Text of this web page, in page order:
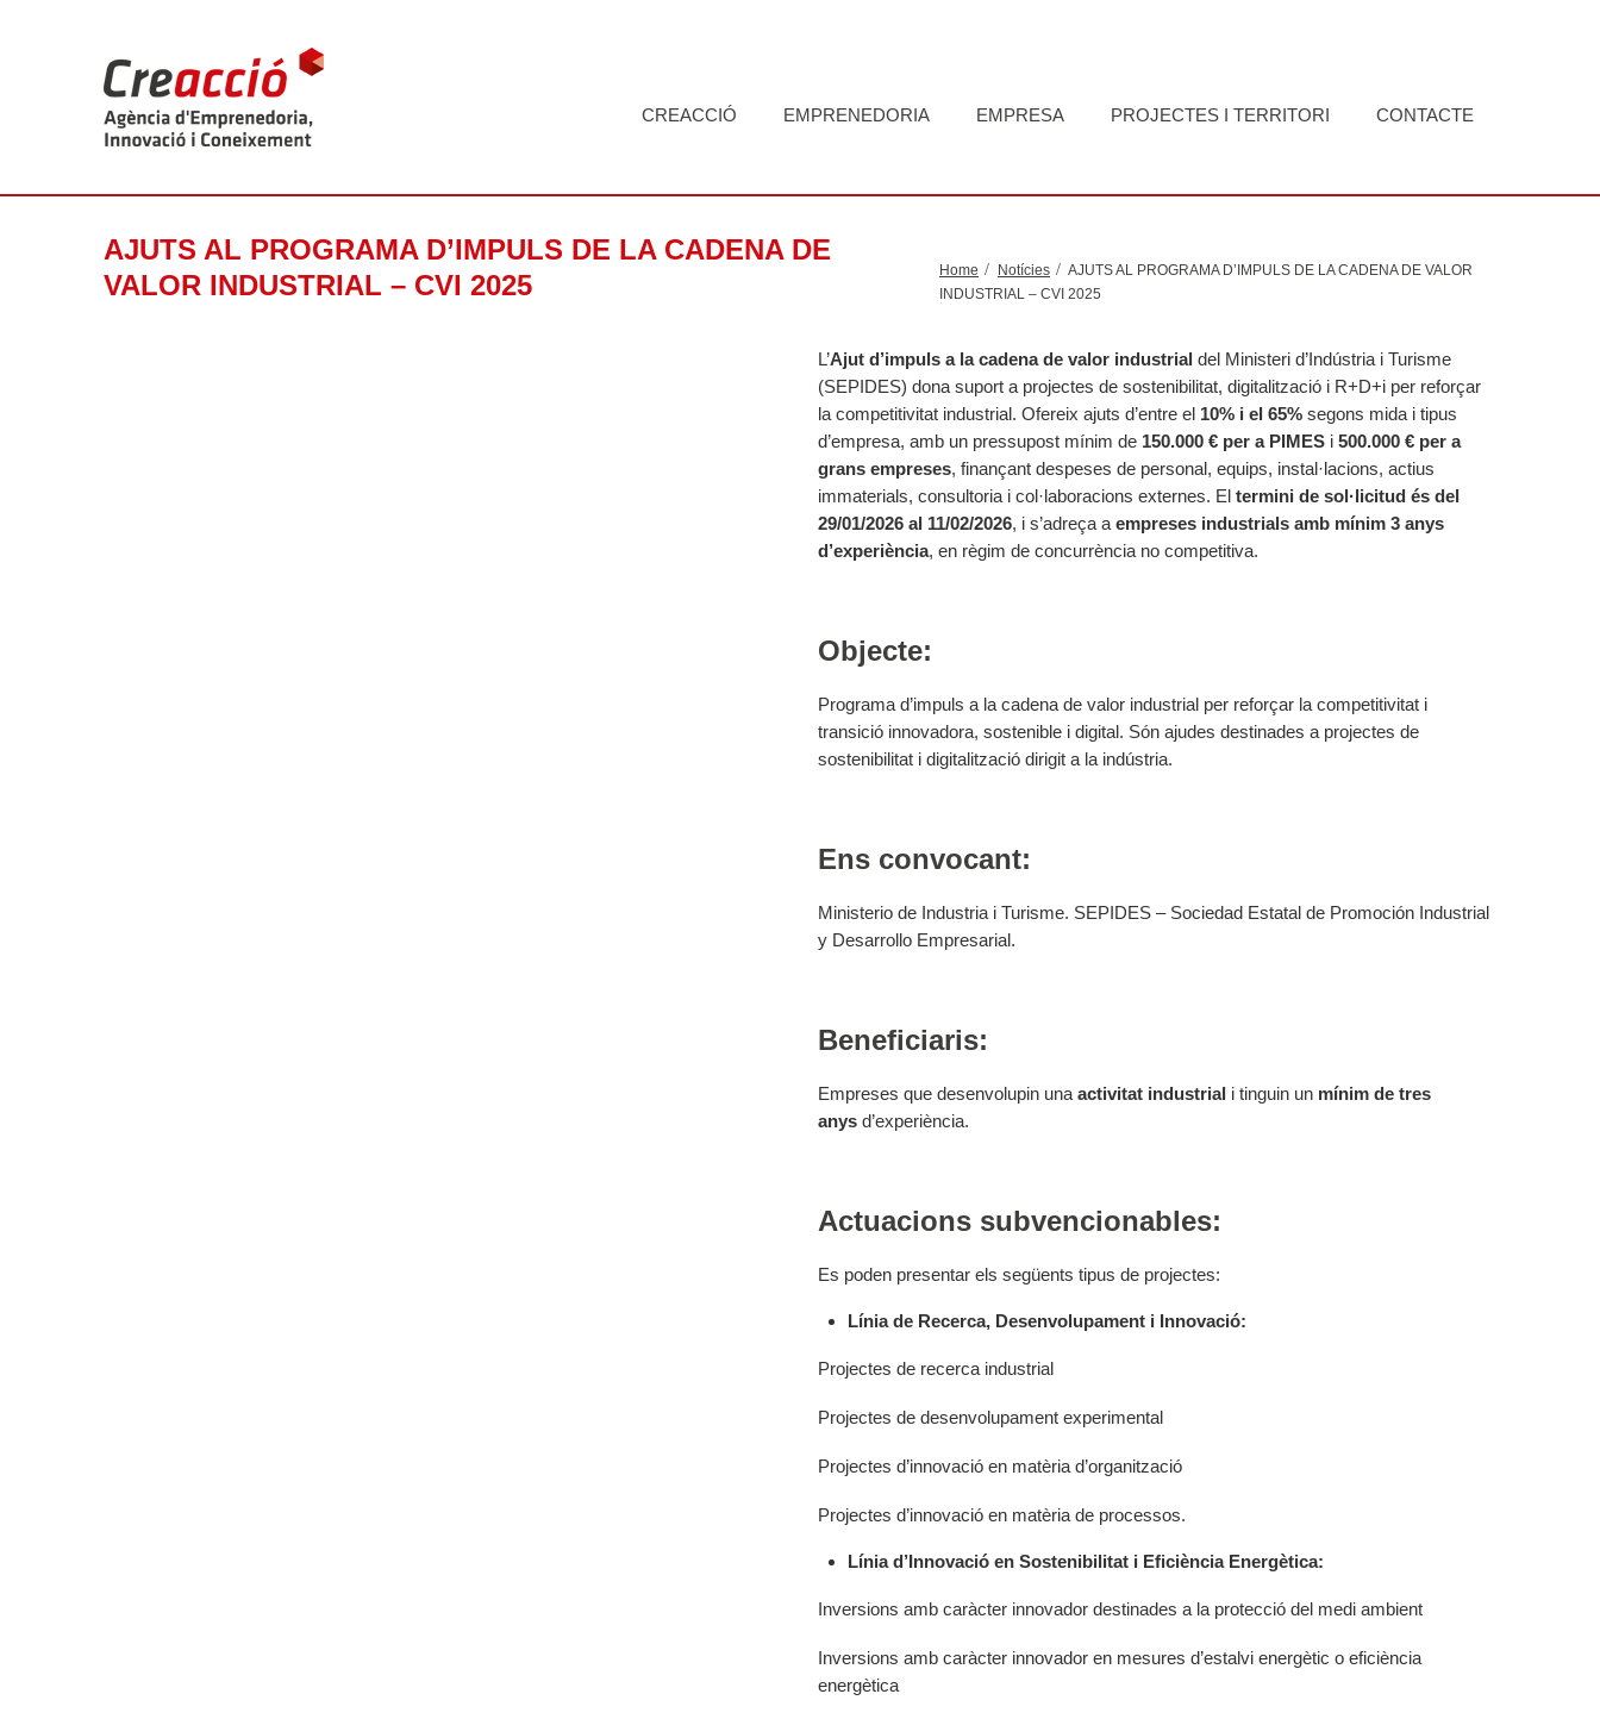
CREACCIÓ EMPRENEDORIA EMPRESA PROJECTES I TERRITORI CONTACTE
AJUTS AL PROGRAMA D’IMPULS DE LA CADENA DE
VALOR INDUSTRIAL – CVI 2025
Home Notícies
AJUTS AL PROGRAMA D’IMPULS DE LA CADENA DE VALOR
INDUSTRIAL – CVI 2025
L’Ajut d’impuls a la cadena de valor industrial del Ministeri d’Indústria i Turisme
(SEPIDES) dona suport a projectes de sostenibilitat, digitalització i R+D+i per reforçar
la competitivitat industrial. Ofereix ajuts d’entre el 10% i el 65% segons mida i tipus
d’empresa, amb un pressupost mínim de 150.000 € per a PIMES i 500.000 € per a
grans empreses, finançant despeses de personal, equips, instal·lacions, actius
immaterials, consultoria i col·laboracions externes. El termini de sol·licitud és del
29/01/2026 al 11/02/2026, i s’adreça a empreses industrials amb mínim 3 anys
d’experiència, en règim de concurrència no competitiva.
Objecte:
Programa d’impuls a la cadena de valor industrial per reforçar la competitivitat i
transició innovadora, sostenible i digital. Són ajudes destinades a projectes de
sostenibilitat i digitalització dirigit a la indústria.
Ens convocant:
Ministerio de Industria i Turisme. SEPIDES – Sociedad Estatal de Promoción Industrial
y Desarrollo Empresarial.
Beneficiaris:
Empreses que desenvolupin una activitat industrial i tinguin un mínim de tres
anys d’experiència.
Actuacions subvencionables:
Es poden presentar els següents tipus de projectes:
Línia de Recerca, Desenvolupament i Innovació:
Projectes de recerca industrial
Projectes de desenvolupament experimental
Projectes d’innovació en matèria d’organització
Projectes d’innovació en matèria de processos.
Línia d’Innovació en Sostenibilitat i Eficiència Energètica:
Inversions amb caràcter innovador destinades a la protecció del medi ambient
Inversions amb caràcter innovador en mesures d’estalvi energètic o eficiència
energètica